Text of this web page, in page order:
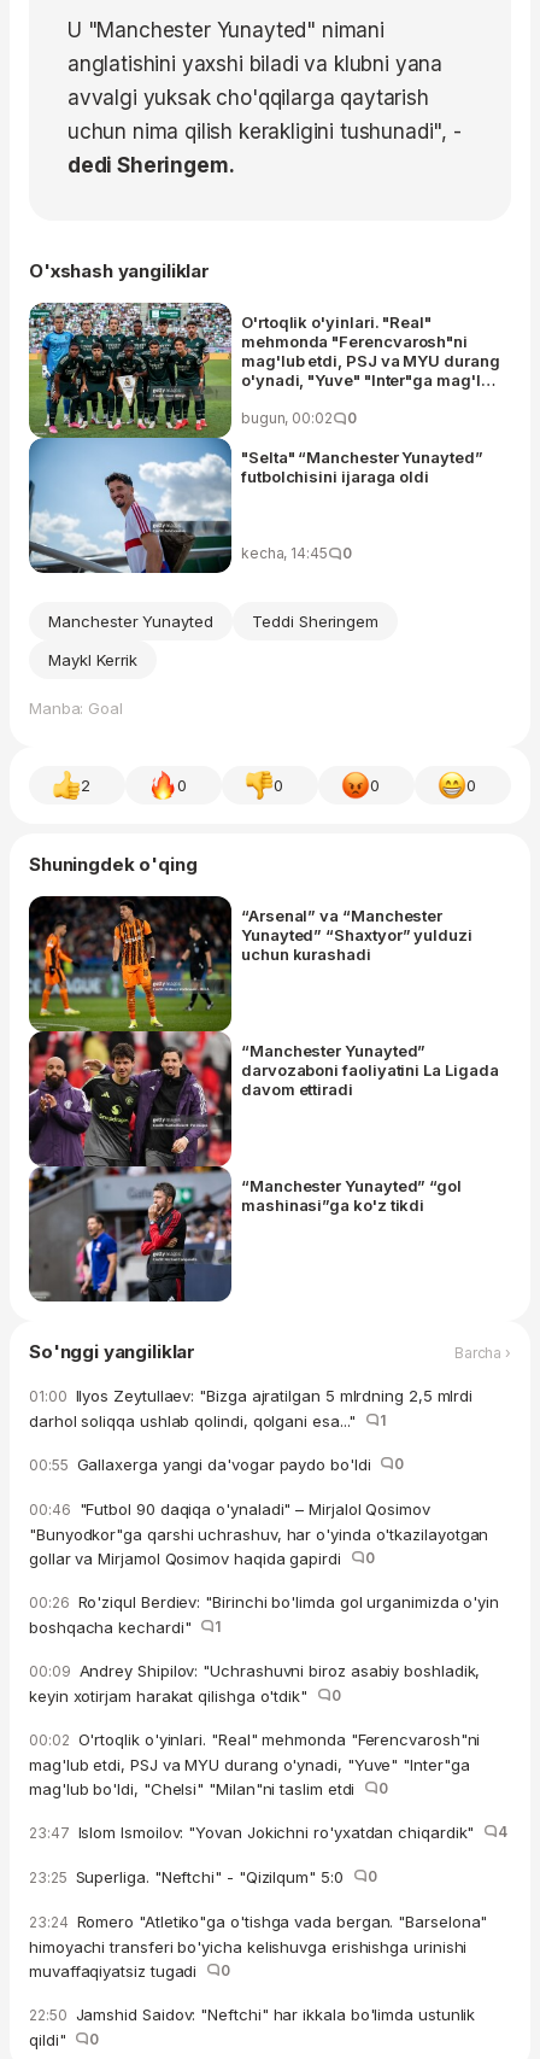
U "Manchester Yunayted" nimani
anglatishini yaxshi biladi va klubni yana
avvalgi yuksak cho'qqilarga qaytarish
uchun nima qilish kerakligini tushunadi", -
dedi Sheringem.
O'xshash yangiliklar
O'rtoqlik o'yinlari. "Real"
mehmonda "Ferencvarosh"ni
mag'lub etdi, PSJ va MYU durang
o'ynadi, "Yuve" "Inter"ga mag'lub
etdi
bugun, 00:02 0
"Selta" “Manchester Yunayted”
futbolchisini ijaraga oldi
kecha, 14:45 0
Manchester Yunayted
Teddi Sheringem
Maykl Kerrik
Manba: Goal
2 0 0 0 0
Shuningdek o'qing
“Arsenal” va “Manchester
Yunayted” “Shaxtyor” yulduzi
uchun kurashadi
“Manchester Yunayted”
darvozaboni faoliyatini La Ligada
davom ettiradi
“Manchester Yunayted” “gol
mashinasi”ga ko'z tikdi
So'nggi yangiliklar Barcha ›
01:00 Ilyos Zeytullaev: "Bizga ajratilgan 5 mlrdning 2,5 mlrdi
darhol soliqqa ushlab qolindi, qolgani esa..."
1
00:55 Gallaxerga yangi da'vogar paydo bo'ldi 0
00:46 "Futbol 90 daqiqa o'ynaladi" – Mirjalol Qosimov
"Bunyodkor"ga qarshi uchrashuv, har o'yinda o'tkazilayotgan
gollar va Mirjamol Qosimov haqida gapirdi
0
00:26 Ro'ziqul Berdiev: "Birinchi bo'limda gol urganimizda o'yin
boshqacha kechardi"
1
00:09 Andrey Shipilov: "Uchrashuvni biroz asabiy boshladik,
keyin xotirjam harakat qilishga o'tdik"
0
00:02 O'rtoqlik o'yinlari. "Real" mehmonda "Ferencvarosh"ni
mag'lub etdi, PSJ va MYU durang o'ynadi, "Yuve" "Inter"ga
mag'lub bo'ldi, "Chelsi" "Milan"ni taslim etdi
0
23:47 Islom Ismoilov: "Yovan Jokichni ro'yxatdan chiqardik" 4
23:25 Superliga. "Neftchi" - "Qizilqum" 5:0 0
23:24 Romero "Atletiko"ga o'tishga vada bergan. "Barselona"
himoyachi transferi bo'yicha kelishuvga erishishga urinishi
muvaffaqiyatsiz tugadi
0
22:50 Jamshid Saidov: "Neftchi" har ikkala bo'limda ustunlik
qildi"
0